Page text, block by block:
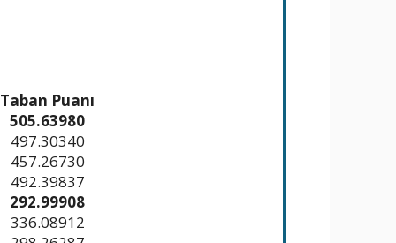
Taban Puanı
505.63980
497.30340
457.26730
492.39837
292.99908
336.08912